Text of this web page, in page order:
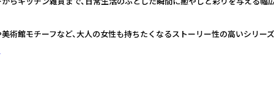
術館モチーフなど、大人の女性も持ちたくなるストーリー性の高いシリー